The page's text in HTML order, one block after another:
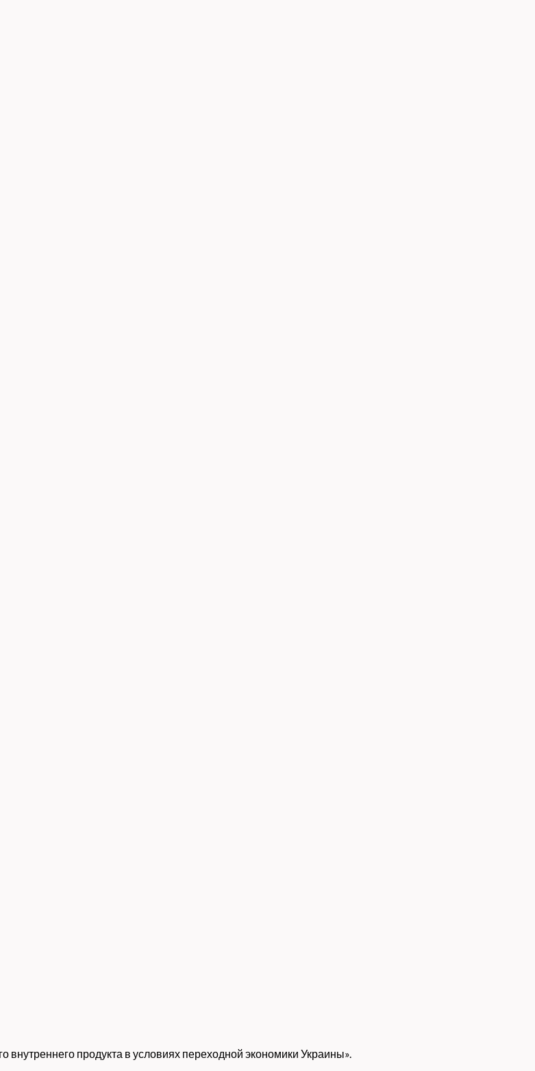
продукта в условиях переходной экономики Украины».